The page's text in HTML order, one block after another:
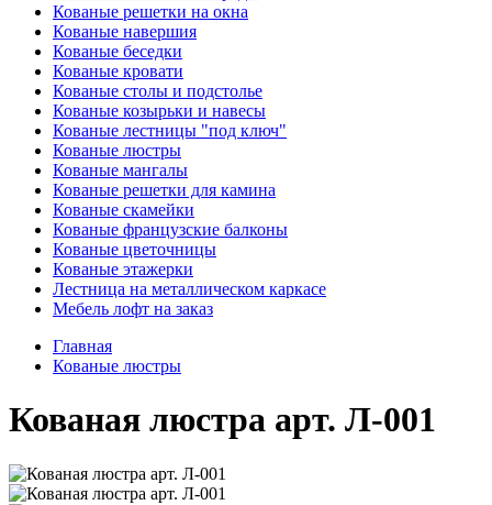
Кованые решетки на окна
Кованые навершия
Кованые беседки
Кованые кровати
Кованые столы и подстолье
Кованые козырьки и навесы
Кованые лестницы "под ключ"
Кованые люстры
Кованые мангалы
Кованые решетки для камина
Кованые скамейки
Кованые французские балконы
Кованые цветочницы
Кованые этажерки
Лестница на металлическом каркасе
Мебель лофт на заказ
Главная
Кованые люстры
Кованая люстра арт. Л-001